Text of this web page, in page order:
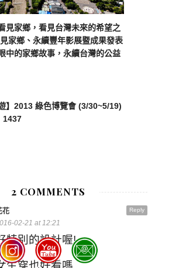
見家鄉，看見台灣未來的希望之
家鄉、永續豐年影展暨成果發表
中的家鄉故事，永續台灣的公益
】2013 綠色博覽會 (3/30~5/19)
1437
2 COMMENTS
Reply
花
02-21 at 12:21
特別的設計喔!
生穿也好看嗎